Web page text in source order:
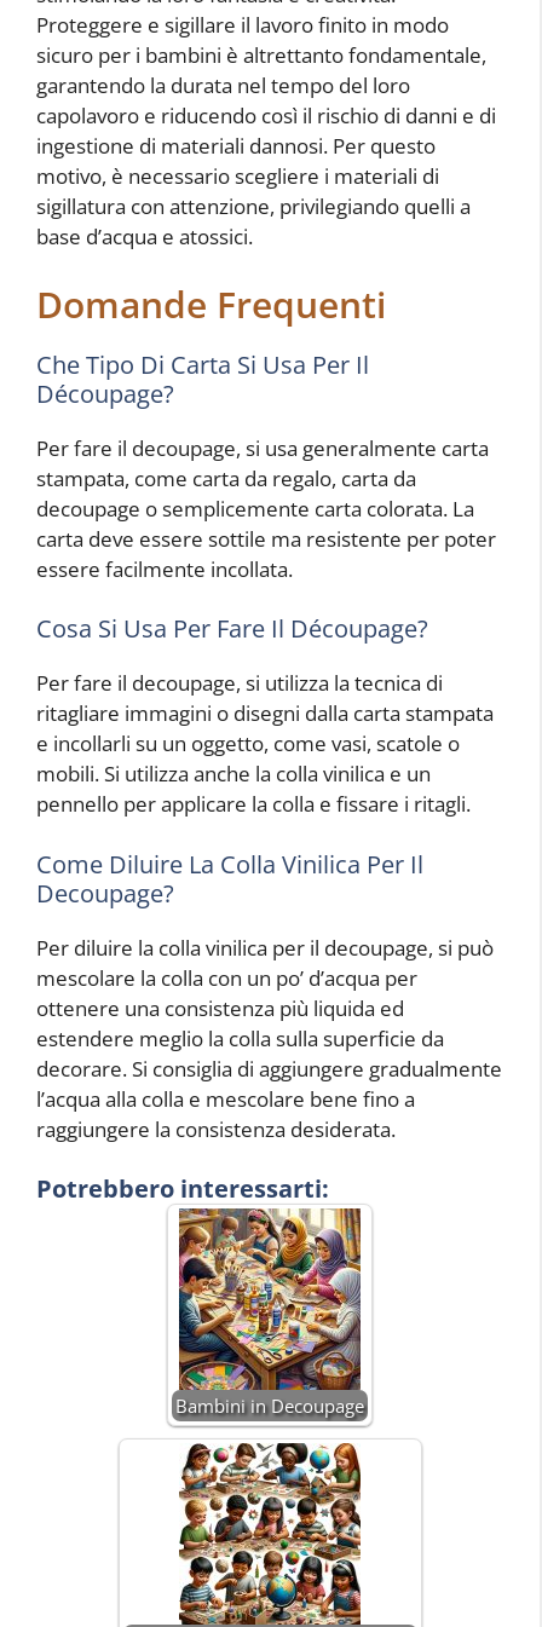
Proteggere e sigillare il lavoro finito in modo
sicuro per i bambini è altrettanto fondamentale,
garantendo la durata nel tempo del loro
capolavoro e riducendo così il rischio di danni e di
ingestione di materiali dannosi. Per questo
motivo, è necessario scegliere i materiali di
sigillatura con attenzione, privilegiando quelli a
base d’acqua e atossici.
Domande Frequenti
Che Tipo Di Carta Si Usa Per Il
Découpage?
Per fare il decoupage, si usa generalmente carta
stampata, come carta da regalo, carta da
decoupage o semplicemente carta colorata. La
carta deve essere sottile ma resistente per poter
essere facilmente incollata.
Cosa Si Usa Per Fare Il Découpage?
Per fare il decoupage, si utilizza la tecnica di
ritagliare immagini o disegni dalla carta stampata
e incollarli su un oggetto, come vasi, scatole o
mobili. Si utilizza anche la colla vinilica e un
pennello per applicare la colla e fissare i ritagli.
Come Diluire La Colla Vinilica Per Il
Decoupage?
Per diluire la colla vinilica per il decoupage, si può
mescolare la colla con un po’ d’acqua per
ottenere una consistenza più liquida ed
estendere meglio la colla sulla superficie da
decorare. Si consiglia di aggiungere gradualmente
l’acqua alla colla e mescolare bene fino a
raggiungere la consistenza desiderata.
Potrebbero interessarti:
Bambini in Decoupage